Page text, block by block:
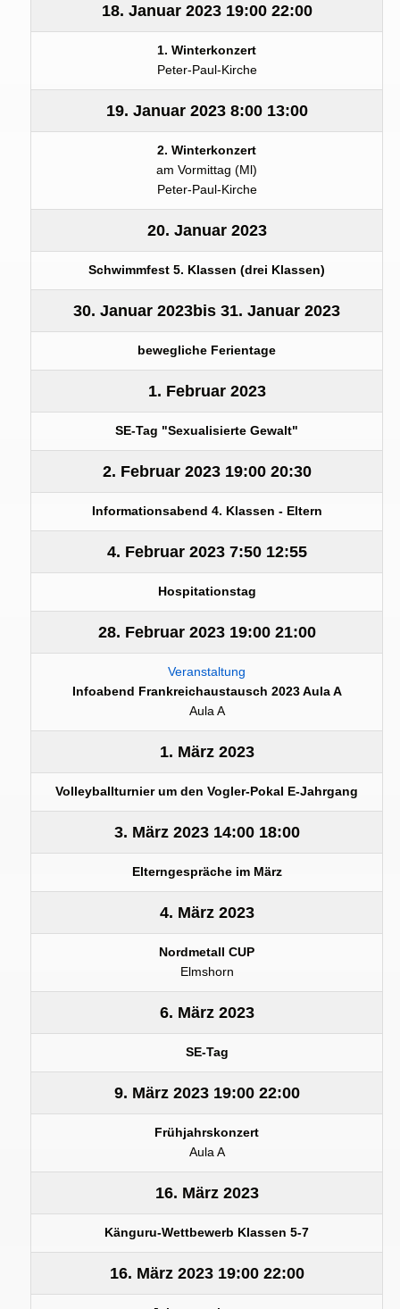
18. Januar 202319:00 22:00
1. Winterkonzert
Peter-Paul-Kirche
19. Januar 20238:00 13:00
2. Winterkonzert
am Vormittag (Ml)
Peter-Paul-Kirche
20. Januar 2023
Schwimmfest 5. Klassen (drei Klassen)
30. Januar 2023bis 31. Januar 2023
bewegliche Ferientage
1. Februar 2023
SE-Tag "Sexualisierte Gewalt"
2. Februar 202319:00 20:30
Informationsabend 4. Klassen - Eltern
4. Februar 20237:50 12:55
Hospitationstag
28. Februar 202319:00 21:00
Veranstaltung
Infoabend Frankreichaustausch 2023 Aula A
Aula A
1. März 2023
Volleyballturnier um den Vogler-Pokal E-Jahrgang
3. März 202314:00 18:00
Elterngespräche im März
4. März 2023
Nordmetall CUP
Elmshorn
6. März 2023
SE-Tag
9. März 202319:00 22:00
Frühjahrskonzert
Aula A
16. März 2023
Känguru-Wettbewerb Klassen 5-7
16. März 202319:00 22:00